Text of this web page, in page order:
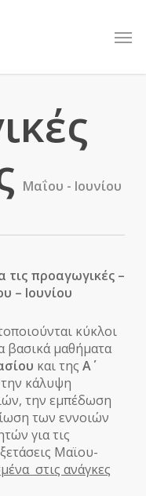
Μαΐου - Ιουνίου
προαγωγικές –
– Ιουνίου
κύκλοι
βασικά μαθήματα
και της Α΄
κάλυψη
την εμπέδωση
των εννοιών
για τις
Μαϊου-
στις ανάγκες